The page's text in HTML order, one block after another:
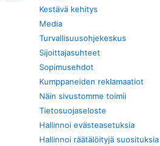
Kestävä kehitys
Media
Turvallisuusohjekeskus
Sijoittajasuhteet
Sopimusehdot
Kumppaneiden reklamaatiot
Näin sivustomme toimii
Tietosuojaseloste
Hallinnoi evästeasetuksia
Hallinnoi räätälöityjä suosituksia